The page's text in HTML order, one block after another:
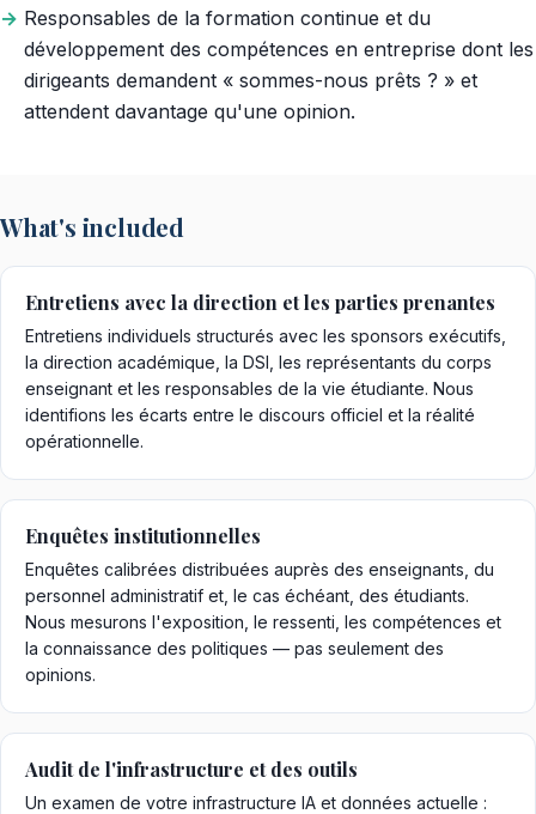
Responsables de la formation continue et du
développement des compétences en entreprise dont les
dirigeants demandent « sommes-nous prêts ? » et
attendent davantage qu'une opinion.
What's included
Entretiens avec la direction et les parties prenantes
Entretiens individuels structurés avec les sponsors exécutifs,
la direction académique, la DSI, les représentants du corps
enseignant et les responsables de la vie étudiante. Nous
identifions les écarts entre le discours officiel et la réalité
opérationnelle.
Enquêtes institutionnelles
Enquêtes calibrées distribuées auprès des enseignants, du
personnel administratif et, le cas échéant, des étudiants.
Nous mesurons l'exposition, le ressenti, les compétences et
la connaissance des politiques — pas seulement des
opinions.
Audit de l'infrastructure et des outils
Un examen de votre infrastructure IA et données actuelle :